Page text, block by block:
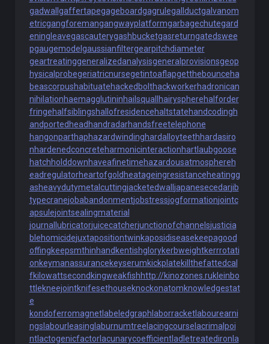
gadwall gaffertapegageboardgagrulegallductgalvanom
etricgangforemangangwayplatformgarbagechutegard
eningleavegascauterygashbucketgasreturngatedswee
pgaugemodel gaussianfiltergearpitchdiameter
geartreatinggeneralizedanalysisgeneralprovisionsgeop
hysicalprobegeriatricnursegetintoaflapgetthebounceha
beascorpushabituatehackedbolthackworkerhadronican
nihilationhaemagglutininhailsquall hairyspherehalforder
fringehalfsiblingshallofresidencehaltstatehandcodingh
andportedhead handradarhandsfreetelephone
hangonparthaphazardwindinghardalloyteethhardasiro
nhardenedconcreteharmonicinteractionhartlaubgoose
hatchholddownhaveafinetimehazardousatmosphereh
eadregulatorheartofgold heatageingresistanceheatingg
asheavydutymetalcuttingjacketedwall japanesecedarjib
typecranejobabandonmentjobstressjogformationjointc
apsulejointsealingmaterial
journallubricatorjuicecatcherjunctionofchannelsjusticia
blehomicidejuxtapositiontwinkaposidiseasekeepagood
offingkeepsmthinhand kentishglorykerbweightkerrrotati
onkeymanassurancekeyserumkickplatekillthefattedcal
fkilowattsecond kingweakfishhttp://kinozones.rukleinbo
ttlekneejointknifesethouseknockonatomknowledgestat
e
kondoferromagnetlabeledgraph laborracketlabourearni
ngs labourleasing laburnumtree lacingcourse lacrimalpoi
ntlactogenicfactorlacunarycoefficientladletreatediron la